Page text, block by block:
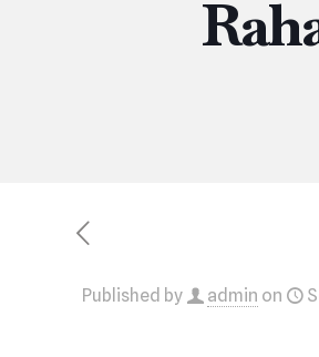
Published by admin on